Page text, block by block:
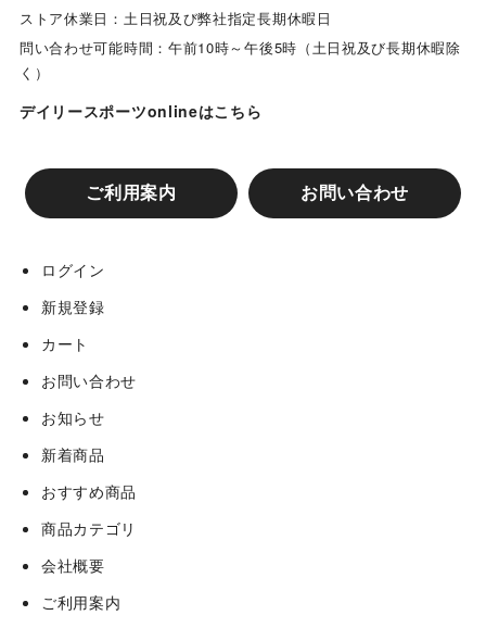
ストア休業日：土日祝及び弊社指定長期休暇日
問い合わせ可能時間：午前10時～午後5時（土日祝及び長期休暇除
く）
デイリースポーツonlineはこちら
ご利用案内 お問い合わせ
ログイン
新規登録
カート
お問い合わせ
お知らせ
新着商品
おすすめ商品
商品カテゴリ
会社概要
ご利用案内